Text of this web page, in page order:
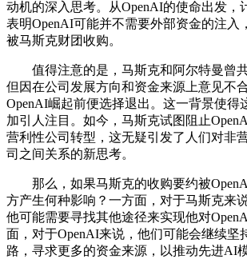
动机的深入思考。从OpenAI的使命出发，
表明OpenAI可能并不需要外部资金的注入
被马斯克财团收购。
值得注意的是，马斯克和阿尔特曼曾共
但因在公司发展方向和资金来源上意见不
OpenAI崛起前便选择退出。这一背景使得
加引人注目。如今，马斯克试图阻止
营利性公司转型，这无疑引发了人们对非
司之间关系的新思考。
那么，如果马斯克的收购要约被
方产生何种影响？一方面，对于马斯克来
他可能需要寻找其他途径来实现他对
面，对于OpenAI来说，他们可能会继续坚
路，寻求更多的资金来源，以推动先进AI